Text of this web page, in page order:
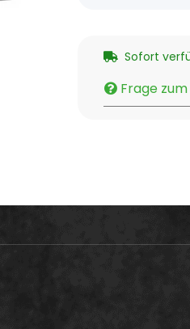
Sofort
Frage